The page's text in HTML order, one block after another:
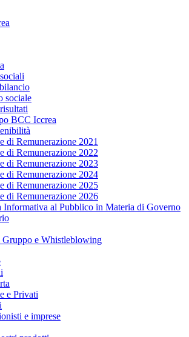
sociale
BCC Iccrea
di Remunerazione 2021
di Remunerazione 2022
di Remunerazione 2023
di Remunerazione 2024
di Remunerazione 2025
di Remunerazione 2026
Informativa al Pubblico in Materia di Governo
Gruppo e Whistleblowing
e Privati
e imprese